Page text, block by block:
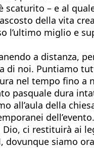
scaturito – e al
della vita
l’ultimo miglio e
a distanza,
di noi. Puntiamo
nel tempo fino
pasquale dura
all’aula della
ci restituirà ai
dovunque siamo